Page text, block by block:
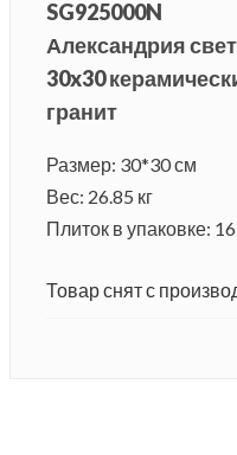
SG925000N
Александрия
30x30
гранит
Размер: 30*30 см
Вес: 26.85 кг
Плиток в упаковке:
Товар снят с